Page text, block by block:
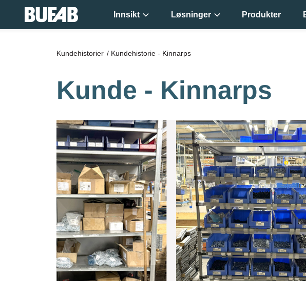
Innsikt Løsninger Produkter
Kundehistorier / Kundehistorie - Kinnarps
Kunde - Kinnarps